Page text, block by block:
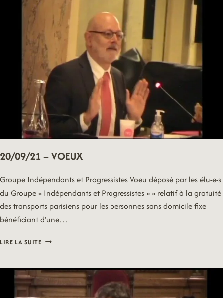
20/09/21 – VOEUX
Groupe Indépendants et Progressistes Voeu déposé par les élu-e-s
du Groupe « Indépendants et Progressistes » » relatif à la gratuité
des transports parisiens pour les personnes sans domicile fixe
bénéficiant d’une…
LIRE LA SUITE20/09/21